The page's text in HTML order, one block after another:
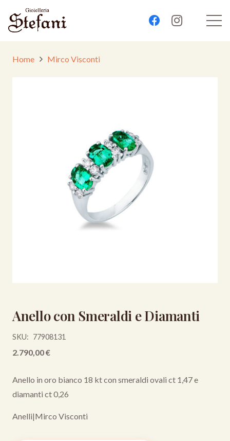
Home Mirco Visconti
Anello con Smeraldi e Diamanti
SKU: 77908131
2.790,00€
Anello in oro bianco 18 kt con smeraldi ovali ct 1,47 e
diamanti ct 0,26
Anelli|Mirco Visconti